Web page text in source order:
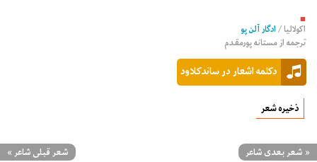
■
اکولالیا/ادگار آلن پو
ترجمه ازمستانه پورمقدم
دکلمه اشعار در ساندکلاود
ذخیره شعر
« شعر بعدی شاعر شعر قبلی شاعر»